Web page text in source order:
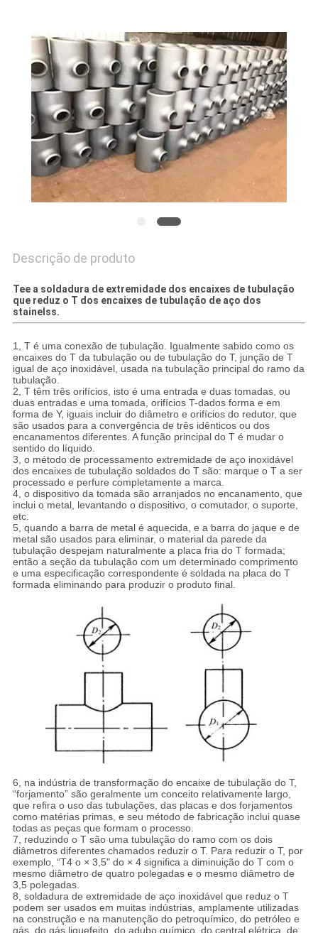
POLICY
Descrição de produto
Tee a soldadura de extremidade dos encaixes de tubulação
que reduz o T dos encaixes de tubulação de aço dos
stainelss.
1, T é uma conexão de tubulação. Igualmente sabido como os
encaixes do T da tubulação ou de tubulação do T, junção de T
igual de aço inoxidável, usada na tubulação principal do ramo da
tubulação.
2, T têm três orifícios, isto é uma entrada e duas tomadas, ou
duas entradas e uma tomada, orifícios T-dados forma e em
forma de Y, iguais incluir do diâmetro e orifícios do redutor, que
são usados para a convergência de três idênticos ou dos
encanamentos diferentes. A função principal do T é mudar o
sentido do líquido.
3, o método de processamento extremidade de aço inoxidável
dos encaixes de tubulação soldados do T são: marque o T a ser
processado e perfure completamente a marca.
4, o dispositivo da tomada são arranjados no encanamento, que
inclui o metal, levantando o dispositivo, o comutador, o suporte,
etc.
5, quando a barra de metal é aquecida, e a barra do jaque e de
metal são usados para eliminar, o material da parede da
tubulação despejam naturalmente a placa fria do T formada;
então a seção da tubulação com um determinado comprimento
e uma especificação correspondente é soldada na placa do T
formada eliminando para produzir o produto final.
6, na indústria de transformação do encaixe de tubulação do T,
“forjamento” são geralmente um conceito relativamente largo,
que refira o uso das tubulações, das placas e dos forjamentos
como matérias primas, e seu método de fabricação inclui quase
todas as peças que formam o processo.
7, reduzindo o T são uma tubulação do ramo com os dois
diâmetros diferentes chamados reduzir o T. Para reduzir o T, por
exemplo, “T4 o × 3,5" do × 4 significa a diminuição do T com o
mesmo diâmetro de quatro polegadas e o mesmo diâmetro de
3,5 polegadas.
8, soldadura de extremidade de aço inoxidável que reduz o T
podem ser usados em muitas indústrias, amplamente utilizadas
na construção e na manutenção do petroquímico, do petróleo e
gás, do gás liquefeito, do adubo químico, do central elétrica, de